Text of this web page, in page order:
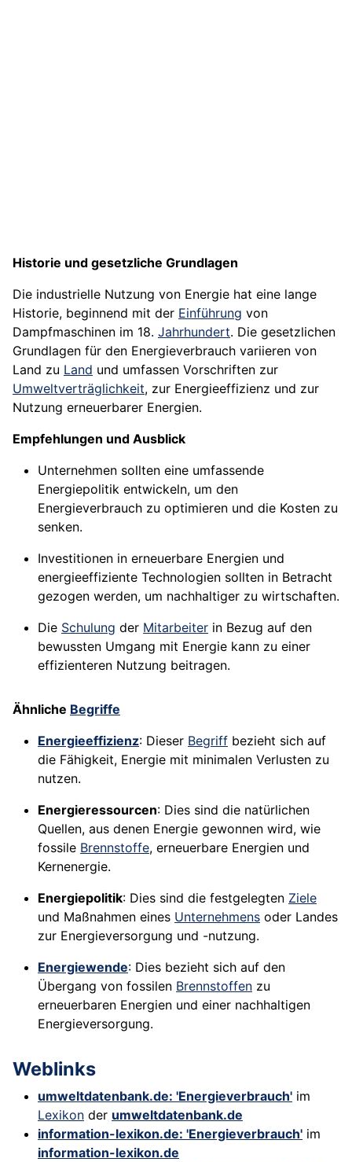
Historie und gesetzliche Grundlagen
Die industrielle Nutzung von Energie hat eine lange
Historie, beginnend mit der Einführung von
Dampfmaschinen im 18. Jahrhundert. Die gesetzlichen
Grundlagen für den Energieverbrauch variieren von
Land zu Land und umfassen Vorschriften zur
Umweltverträglichkeit, zur Energieeffizienz und zur
Nutzung erneuerbarer Energien.
Empfehlungen und Ausblick
Unternehmen sollten eine umfassende
Energiepolitik entwickeln, um den
Energieverbrauch zu optimieren und die Kosten zu
senken.
Investitionen in erneuerbare Energien und
energieeffiziente Technologien sollten in Betracht
gezogen werden, um nachhaltiger zu wirtschaften.
Die Schulung der Mitarbeiter in Bezug auf den
bewussten Umgang mit Energie kann zu einer
effizienteren Nutzung beitragen.
Ähnliche Begriffe
Energieeffizienz: Dieser Begriff bezieht sich auf
die Fähigkeit, Energie mit minimalen Verlusten zu
nutzen.
Energieressourcen: Dies sind die natürlichen
Quellen, aus denen Energie gewonnen wird, wie
fossile Brennstoffe, erneuerbare Energien und
Kernenergie.
Energiepolitik: Dies sind die festgelegten Ziele
und Maßnahmen eines Unternehmens oder Landes
zur Energieversorgung und -nutzung.
Energiewende: Dies bezieht sich auf den
Übergang von fossilen Brennstoffen zu
erneuerbaren Energien und einer nachhaltigen
Energieversorgung.
Weblinks
umweltdatenbank.de: 'Energieverbrauch' im
Lexikon der umweltdatenbank.de
information-lexikon.de: 'Energieverbrauch' im
information-lexikon.de